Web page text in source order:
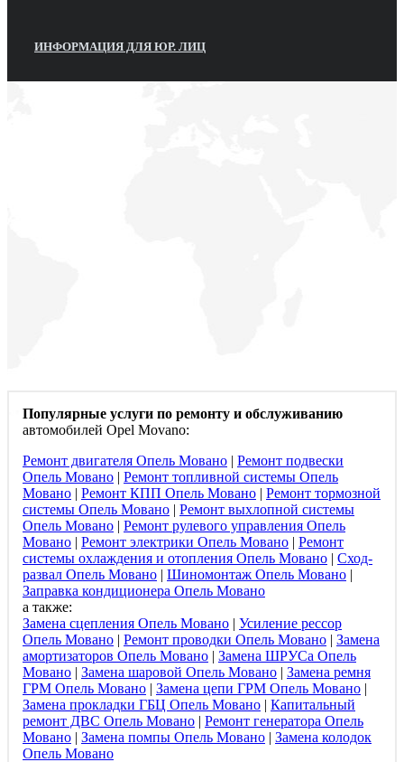
ИНФОРМАЦИЯ ДЛЯ ЮР. ЛИЦ
Популярные услуги по ремонту и обслуживанию
автомобилей Opel Movano:
Ремонт двигателя Опель Мовано | Ремонт подвески
Опель Мовано | Ремонт топливной системы Опель
Мовано | Ремонт КПП Опель Мовано | Ремонт тормозной
системы Опель Мовано | Ремонт выхлопной системы
Опель Мовано | Ремонт рулевого управления Опель
Мовано | Ремонт электрики Опель Мовано | Ремонт
системы охлаждения и отопления Опель Мовано | Сход-
развал Опель Мовано | Шиномонтаж Опель Мовано |
Заправка кондиционера Опель Мовано
а также:
Замена сцепления Опель Мовано | Усиление рессор
Опель Мовано | Ремонт проводки Опель Мовано | Замена
амортизаторов Опель Мовано | Замена ШРУСа Опель
Мовано | Замена шаровой Опель Мовано | Замена ремня
ГРМ Опель Мовано | Замена цепи ГРМ Опель Мовано |
Замена прокладки ГБЦ Опель Мовано | Капитальный
ремонт ДВС Опель Мовано | Ремонт генератора Опель
Мовано | Замена помпы Опель Мовано | Замена колодок
Опель Мовано